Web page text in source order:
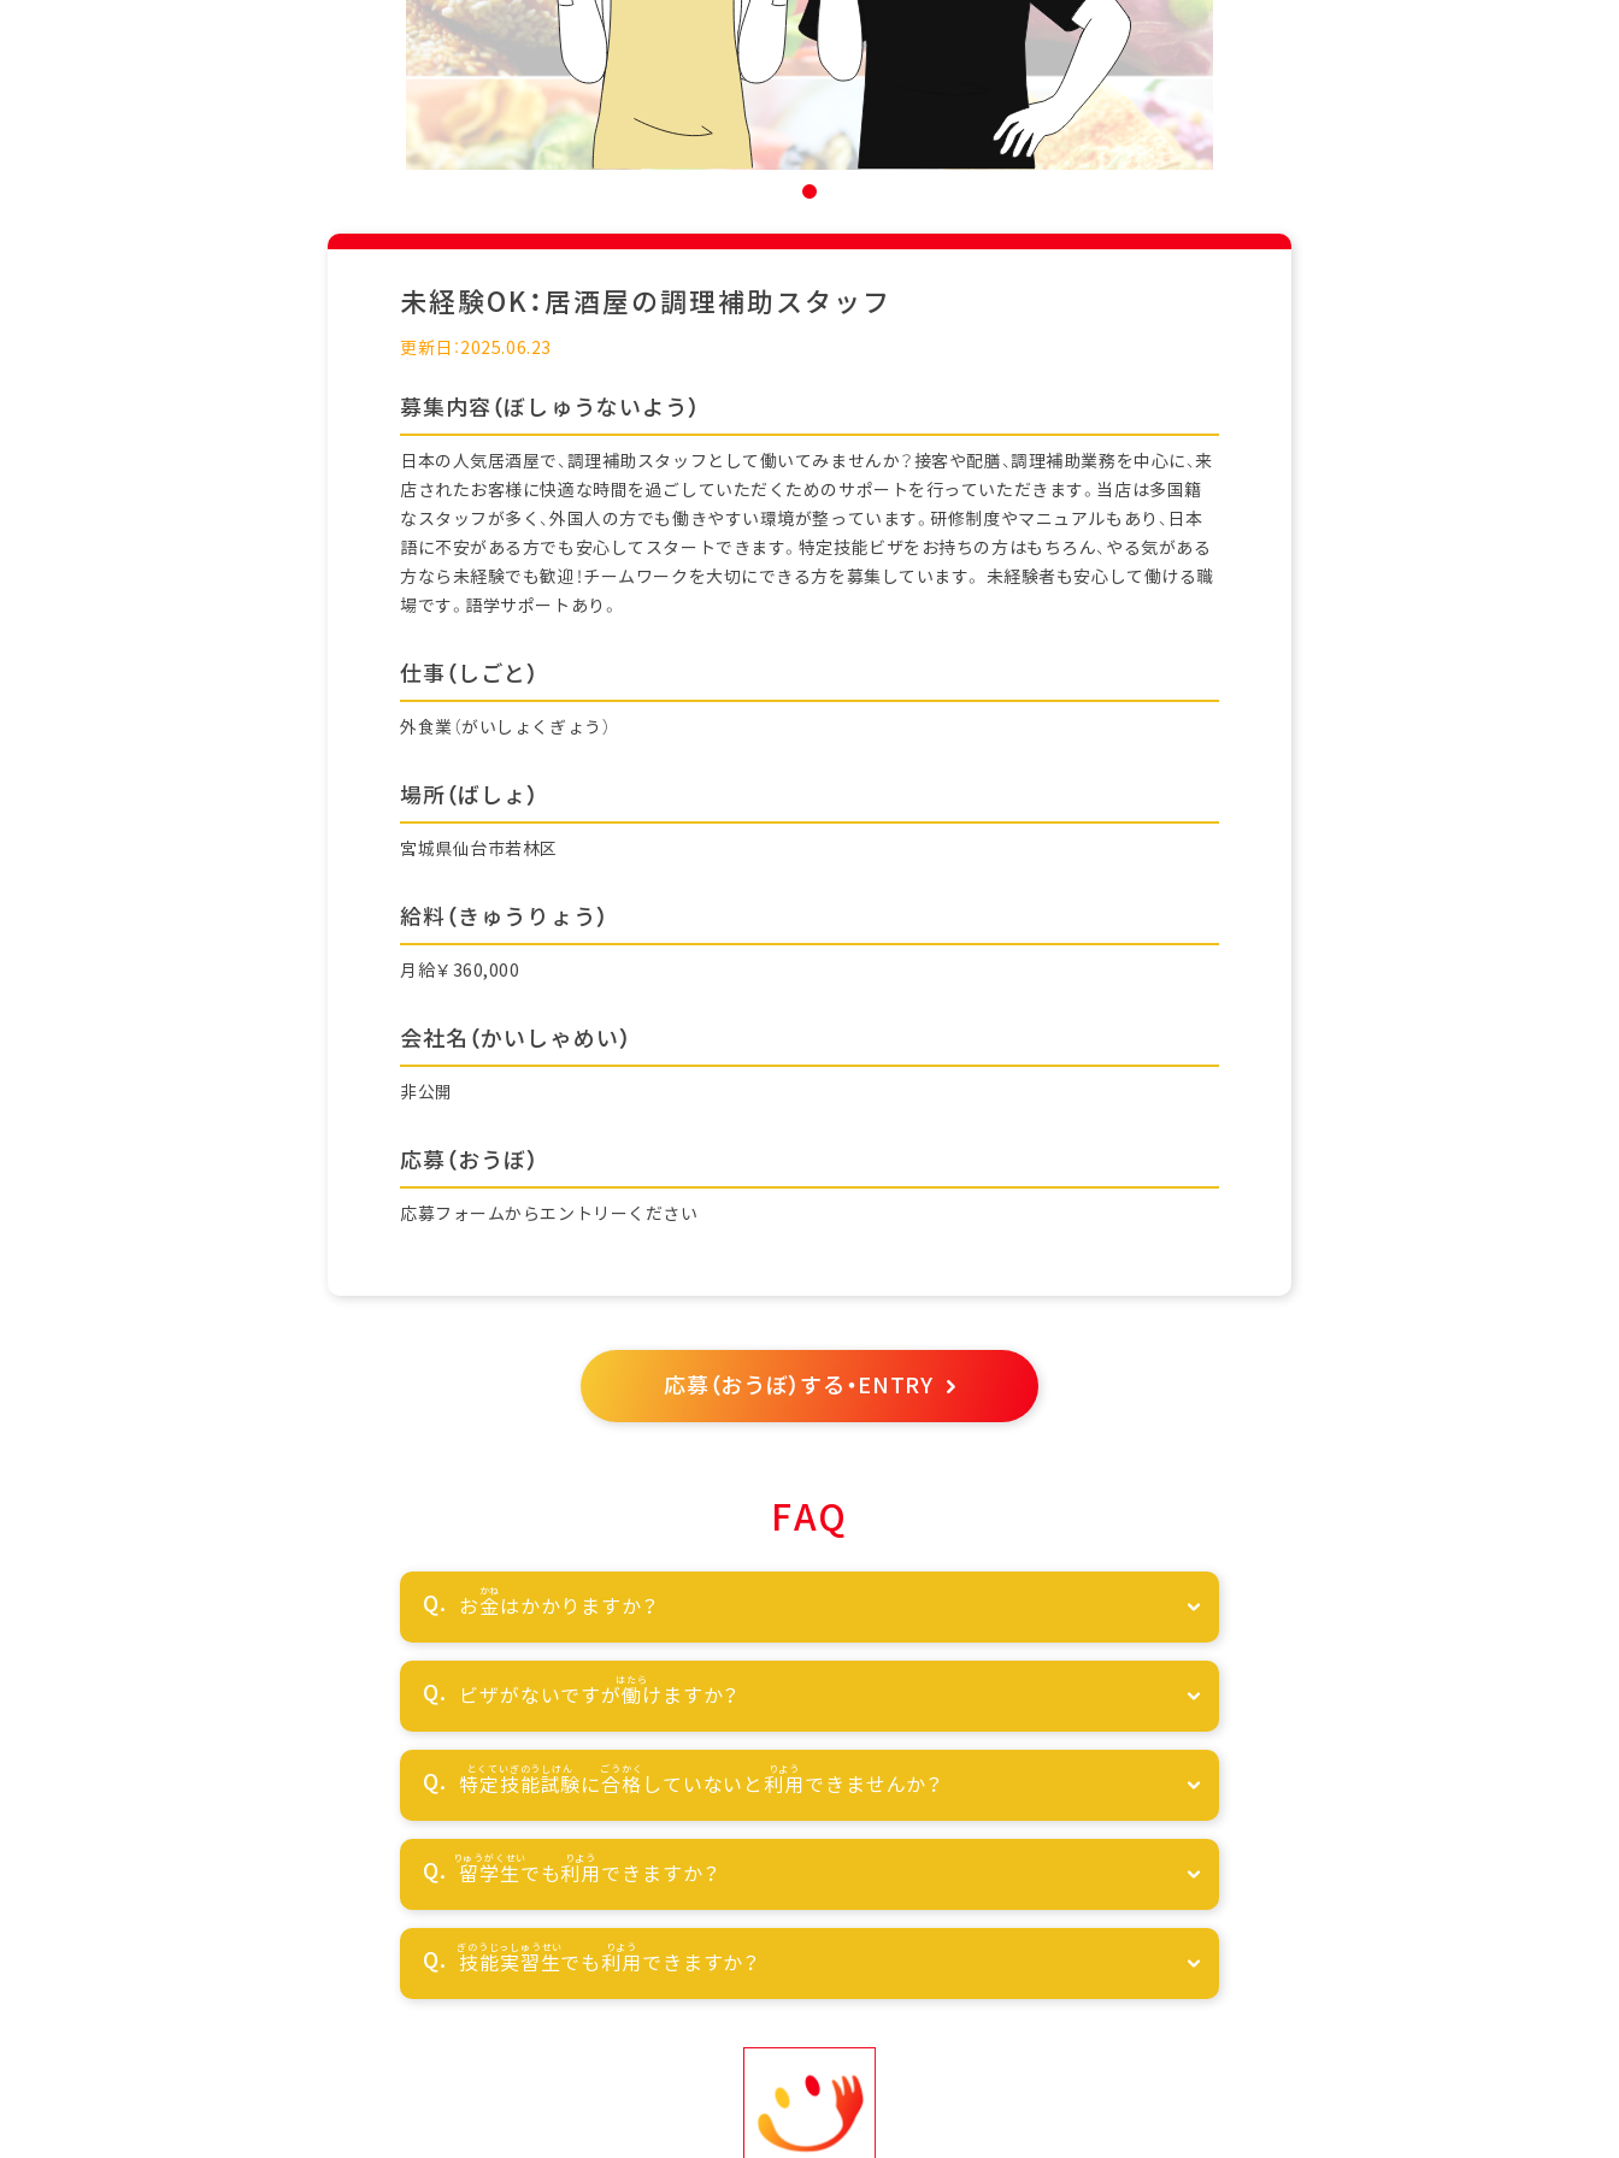
未経験OK：居酒屋の調理補助スタッフ
更新日：2025.06.23
募集内容（ぼしゅうないよう）
日本の人気居酒屋で、調理補助スタッフとして働いてみませんか？接客や配膳、調理補助業務を中心に、来
店されたお客様に快適な時間を過ごしていただくためのサポートを行っていただきます。当店は多国籍
なスタッフが多く、外国人の方でも働きやすい環境が整っています。研修制度やマニュアルもあり、日本
語に不安がある方でも安心してスタートできます。特定技能ビザをお持ちの方はもちろん、やる気がある
方なら未経験でも歓迎！チームワークを大切にできる方を募集しています。 未経験者も安心して働ける職
場です。語学サポートあり。
仕事（しごと）
外食業（がいしょくぎょう）
場所（ばしょ）
宮城県仙台市若林区
給料（きゅうりょう）
月給￥360,000
会社名（かいしゃめい）
非公開
応募（おうぼ）
応募フォームからエントリーください
応募（おうぼ）する・ENTRY
FAQ
お金はかかりますか？
ビザがないですが働けますか？
特定技能試験に合格 していないと利用できませんか？
留学生でも利用できますか？
技能実習生でも利用できますか？